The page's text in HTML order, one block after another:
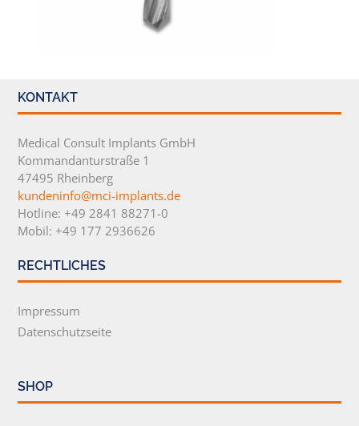
KONTAKT
Medical Consult Implants GmbH
Kommandanturstraße 1
47495 Rheinberg
kundeninfo@mci-implants.de
Hotline: +49 2841 88271-0
Mobil: +49 177 2936626
RECHTLICHES
Impressum
Datenschutzseite
SHOP